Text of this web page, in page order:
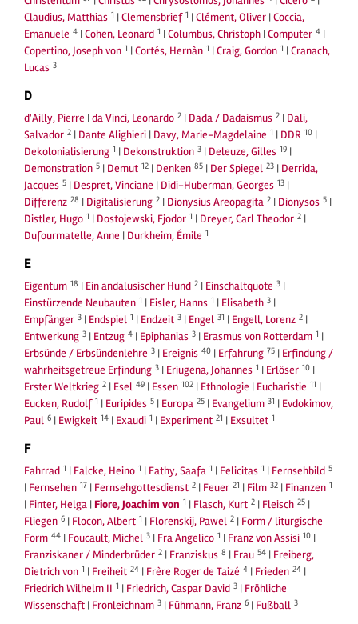
Claudius, Matthias 1 |Clemensbrief 1 |Clément, Oliver |Coccia,
Emanuele 4 |Cohen, Leonard 1 |Columbus, Christoph |Computer 4 |
Copertino, Joseph von 1 |Cortés, Hernàn 1 |Craig, Gordon 1 |Cranach,
Lucas 3
D
d'Ailly, Pierre |da Vinci, Leonardo 2 | Dada / Dadaismus 2 | Dali,
Salvador 2 | Dante Alighieri | Davy, Marie-Magdelaine 1 | DDR 10 |
Dekolonialisierung 1 | Dekonstruktion 3 | Deleuze, Gilles 19 |
Demonstration 5 | Demut 12 | Denken 85 | Der Spiegel 23 | Derrida,
Jacques 5 | Despret, Vinciane | Didi-Huberman, Georges 13 |
Differenz 28 | Digitalisierung 2 | Dionysius Areopagita 2 | Dionysos 5 |
Distler, Hugo 1 | Dostojewski, Fjodor 1 | Dreyer, Carl Theodor 2 |
Dufourmatelle, Anne | Durkheim, Émile 1
E
Eigentum 18 | Ein andalusischer Hund 2 | Einschaltquote 3 |
Einstürzende Neubauten 1 | Eisler, Hanns 1 | Elisabeth 3 |
Empfänger 3 | Endspiel 1 | Endzeit 3 | Engel 31 | Engell, Lorenz 2 |
Entwerkung 3 | Entzug 4 | Epiphanias 3 | Erasmus von Rotterdam 1 |
Erbsünde / Erbsündenlehre 3 | Ereignis 40 | Erfahrung 75 | Erfindung /
wahrheitsgetreue Erfindung 3 | Eriugena, Johannes 1 | Erlöser 10 |
Erster Weltkrieg 2 | Esel 49 | Essen 102 | Ethnologie | Eucharistie 11 |
Eucken, Rudolf 1 | Euripides 5 | Europa 25 | Evangelium 31 | Evdokimov,
Paul 6 | Ewigkeit 14 | Exaudi 1 | Experiment 21 | Exsultet 1
F
Fahrrad 1 | Falcke, Heino 1 | Fathy, Saafa 1 | Felicitas 1 | Fernsehbild 5
| Fernsehen 17 | Fernsehgottesdienst 2 | Feuer 21 | Film 32 | Finanzen 1
| Finter, Helga |Fiore, Joachim von 1 | Flasch, Kurt 2 | Fleisch 25 |
Fliegen 6 | Flocon, Albert 1 | Florenskij, Pawel 2 | Form / liturgische
Form 44 | Foucault, Michel 3 | Fra Angelico 1 | Franz von Assisi 10 |
Franziskaner / Minderbrüder 2 | Franziskus 8 | Frau 54 | Freiberg,
Dietrich von 1 | Freiheit 24 | Frère Roger de Taizé 4 | Frieden 24 |
Friedrich Wilhelm II 1 | Friedrich, Caspar David 3 | Fröhliche
Wissenschaft | Fronleichnam 3 | Fühmann, Franz 6 | Fußball 3